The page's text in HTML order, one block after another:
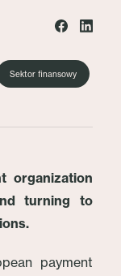
Sektor finansowy
organization
turning to
payment